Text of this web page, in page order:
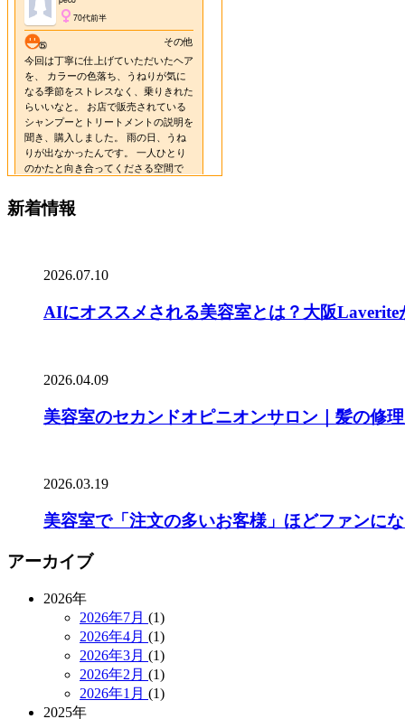
新着情報
2026.07.10
AIにオススメされる美容室とは？大阪Laverite
2026.04.09
美容室のセカンドオピニオンサロン｜髪の修理
2026.03.19
美容室で「注文の多いお客様」ほどファンに
アーカイブ
2026年
2026年7月 (1)
2026年4月 (1)
2026年3月 (1)
2026年2月 (1)
2026年1月 (1)
2025年